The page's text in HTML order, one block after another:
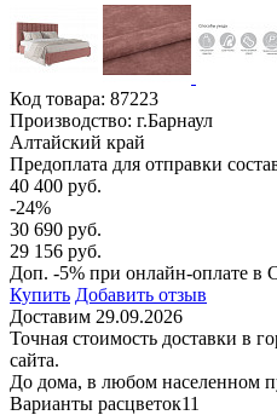
Код товара: 87223
Производство: г.Барнаул
Алтайский край
Предоплата для отправки
40 400 руб.
-24%
30 690 руб.
29 156 руб.
Доп. -5% при онлайн-оплате в
Купить Добавить отзыв
Доставим 29.09.2026
Точная стоимость доставки в
сайта.
До дома, в любом населенном
Варианты расцветок11